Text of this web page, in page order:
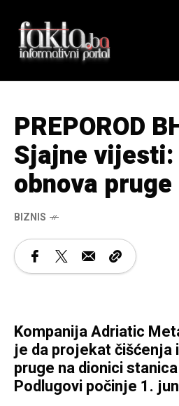
PREPOROD
Sjajne
obnova
BIZNIS
Kompanija Adriatic
je da projekat
pruge na dionici
Podlugovi počinje 1.